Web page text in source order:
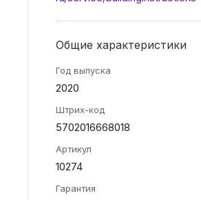
Общие характеристики
Год выпуска
2020
Штрих-код
5702016668018
Артикул
10274
Гарантия